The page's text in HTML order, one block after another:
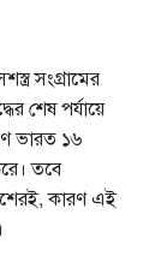
সংগ্রামের
শেষ পর্যায়ে
ভারত ১৬
তবে
কারণ এই